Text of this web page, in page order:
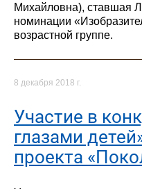
Михайловна), ставшая
номинации
возрастной группе.
8 декабря 2018 г.
Участие в
глазами
проекта